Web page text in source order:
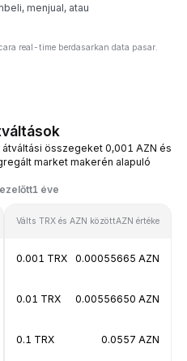
menjual, atau
real-time berdasarkan data pasar.
összegeket 0,001 AZN és
market makerén alapuló
1 éve
Válts TRX és AZN közöttAZN értéke
0.001 TRX 0.00055665 AZN
0.01 TRX 0.00556650 AZN
0.1 TRX 0.0557 AZN